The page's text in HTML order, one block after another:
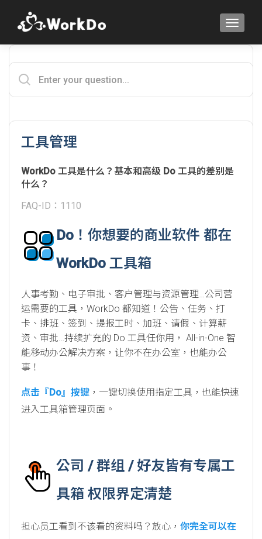
工具管理
WorkDo 工具是什么？基本和高级 Do 工具的差别是
什么？
FAQ-ID：1110
Do！你想要的商业软件 都在
WorkDo 工具箱
人事考勤、电子审批、客户管理与资源管理…公司营
运需要的工具，WorkDo 都知道！公告、任务、打
卡、排班、签到、提报工时、加班、请假、计算薪
资、审批…持续扩充的 Do 工具任你用， All-in-One 智
能移动办公解决方案，让你不在办公室，也能办公
事！
点击『Do』按键 ，一键切换使用指定工具，也能快速
进入工具箱管理页面。
公司 / 群组 / 好友皆有专属工
具箱 权限界定清楚
担心员工看到不该看的资料吗？放心， 你完全可以在